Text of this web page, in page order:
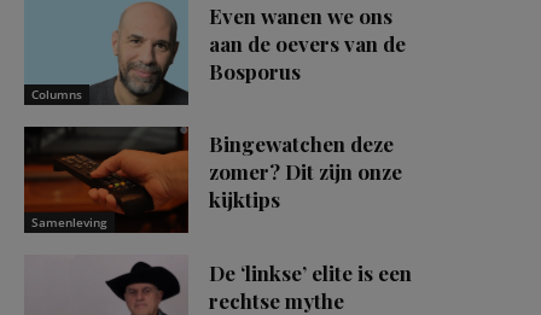
Columns
Even wanen we ons
aan de oevers van de
Bosporus
Samenleving
Bingewatchen deze
zomer? Dit zijn onze
kijktips
De ‘linkse’ elite is een
rechtse mythe